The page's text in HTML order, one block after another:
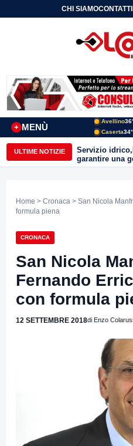
CHI SIAMOCONTATTI
MENÙ
+
Avellino
Caserta
ULTIME NOTIZIE
Servizio
garantire una
pubblica»
Home > Cronaca > San Nicola
formula piena
CRONACA
San Nicola
Fernando
con formula
12 SETTEMBRE 2018di Enzo